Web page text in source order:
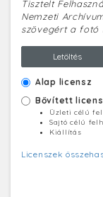
Tisztelt
Nemzeti
szövegért a fotó
Letöltés
Alap licensz
Bővített
Üzleti célú
Sajtó célú
Kiállítás
Licenszek